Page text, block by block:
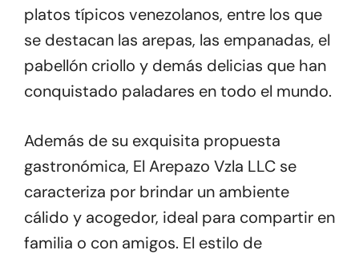
platos típicos venezolanos, entre los que
se destacan las arepas, las empanadas, el
pabellón criollo y demás delicias que han
conquistado paladares en todo el mundo.
Además de su exquisita propuesta
gastronómica, El Arepazo Vzla LLC se
caracteriza por brindar un ambiente
cálido y acogedor, ideal para compartir en
familia o con amigos. El estilo de